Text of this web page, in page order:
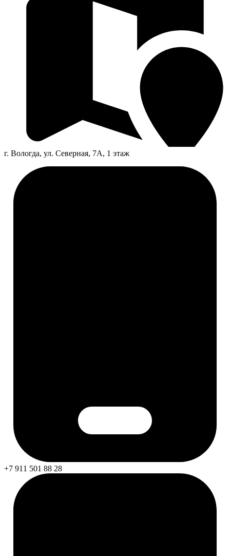
г. Вологда, ул. Северная, 7А, 1 этаж
+7 911 501 88 28